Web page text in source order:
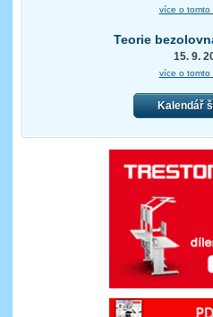
více o tomto
Teorie
15. 9.
více o tomto
Kalendář